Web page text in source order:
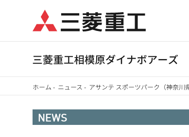
テ
ン
ホーム - ニュース - アサンテ スポーツパーク（神奈
NEWS